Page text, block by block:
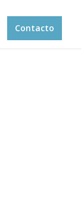
Contacto